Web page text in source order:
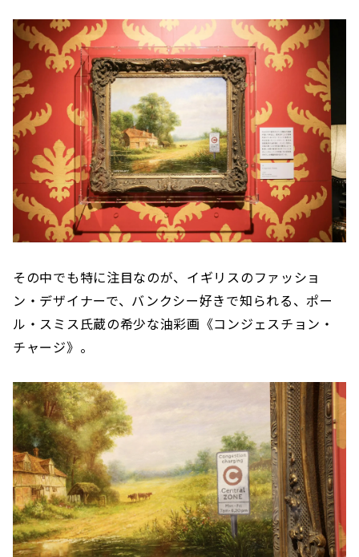
その中でも特に注目なのが、イギリスのファッショ
ン・デザイナーで、バンクシー好きで知られる、ポー
ル・スミス氏蔵の希少な油彩画《コンジェスチョン・
チャージ》。